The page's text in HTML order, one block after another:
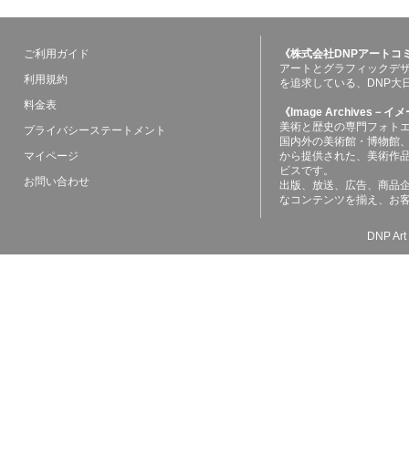
ご利用ガイド
利用規約
料金表
プライバシーステートメント
マイページ
お問い合わせ
《株式会社DNPアート
アートとグラフィックデ
を追求している、DNP大
《Image Archives－イ
美術と歴史の専門フォト
国内外の美術館・博物館
から提供された、美術作
ビスです。
出版、放送、広告、商品
なコンテンツを揃え、お
DNP